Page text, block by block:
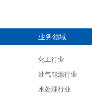
业务领域
化工行业
油气能源行业
水处理行业